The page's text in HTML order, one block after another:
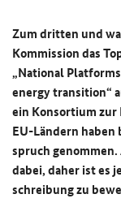
Zum drit­ten und
Kommission das
„National
energy transition“
ein Kon­sor­ti­um zur
EU-​Ländern
spruch
dabei, daher ist es
schrei­bung zu